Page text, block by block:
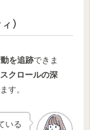
）
を追跡できま
スクロールの深
す。
いる